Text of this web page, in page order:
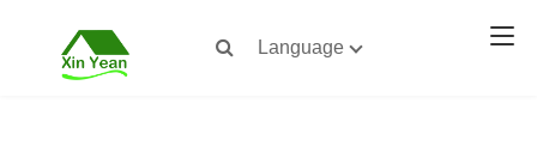
Language